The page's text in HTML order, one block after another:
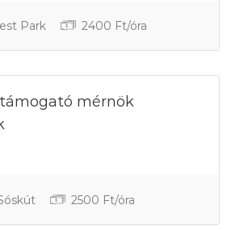
Park 2400 Ft/óra
mérnök
2500 Ft/óra